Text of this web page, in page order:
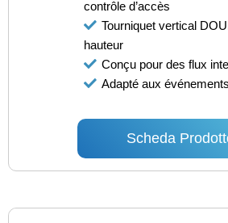
contrôle d’accès
Tourniquet vertical
hauteur
Conçu pour des flux
Adapté aux
Scheda